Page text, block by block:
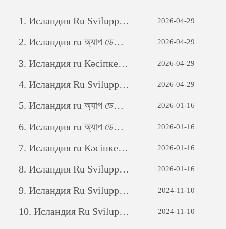
1. Исландия Ru Sviluppo di siti web per il commercio estero: una guida completa 2026-04-29
2. Исландия ru অ্যাপ ডেভেলপমেন্টঃ একটি সফল মোবাইল অ্যাপ্লিকেশন তৈরির যাত্রা 2026-04-29
3. Исландия ru Кәсіпкерлік әлеуетті ашу: жеке бағдарламалық қамтамасыз етуді дамытудың күші 2026-04-29
4. Исландия Ru Sviluppo di siti web per il commercio estero: una guida completa 2026-04-29
5. Исландия ru অ্যাপ ডেভেলপমেন্টঃ একটি সফল মোবাইল অ্যাপ্লিকেশন তৈরির যাত্রা 2026-01-16
6. Исландия ru অ্যাপ ডেভেলপমেন্টঃ একটি সফল মোবাইল অ্যাপ্লিকেশন তৈরির যাত্রা 2026-01-16
7. Исландия ru Кәсіпкерлік әлеуетті ашу: жеке бағдарламалық қамтамасыз етуді дамытудың күші 2026-01-16
8. Исландия Ru Sviluppo di siti web per il commercio estero: una guida completa 2026-01-16
9. Исландия Ru Sviluppo di siti web per il commercio estero: una guida completa 2024-11-10
10. Исландия Ru Sviluppo di siti web per il commercio estero: una guida completa 2024-11-10